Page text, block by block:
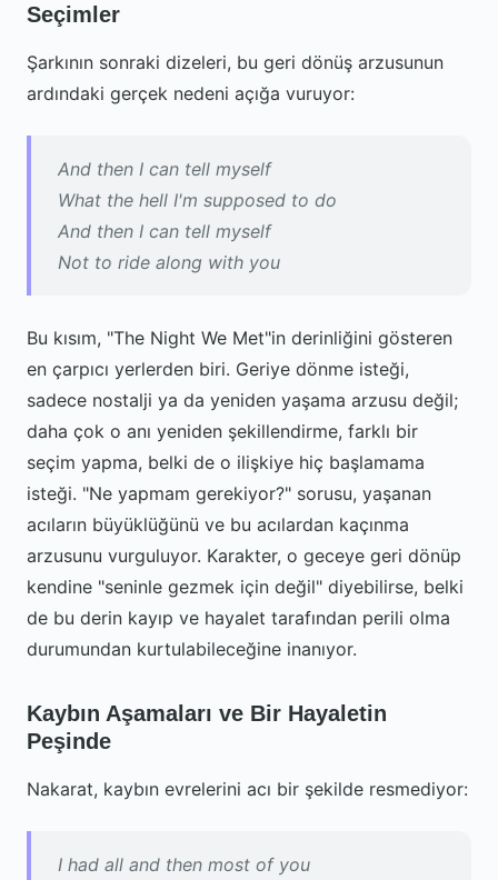
Seçimler
Şarkının sonraki dizeleri, bu geri dönüş arzusunun
ardındaki gerçek nedeni açığa vuruyor:
And then I can tell myself
What the hell I'm supposed to do
And then I can tell myself
Not to ride along with you
Bu kısım, "The Night We Met"in derinliğini gösteren
en çarpıcı yerlerden biri. Geriye dönme isteği,
sadece nostalji ya da yeniden yaşama arzusu değil;
daha çok o anı yeniden şekillendirme, farklı bir
seçim yapma, belki de o ilişkiye hiç başlamama
isteği. "Ne yapmam gerekiyor?" sorusu, yaşanan
acıların büyüklüğünü ve bu acılardan kaçınma
arzusunu vurguluyor. Karakter, o geceye geri dönüp
kendine "seninle gezmek için değil" diyebilirse, belki
de bu derin kayıp ve hayalet tarafından perili olma
durumundan kurtulabileceğine inanıyor.
Kaybın Aşamaları ve Bir Hayaletin
Peşinde
Nakarat, kaybın evrelerini acı bir şekilde resmediyor:
I had all and then most of you